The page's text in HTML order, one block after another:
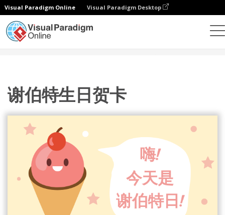
Visual Paradigm Online Visual Paradigm Desktop
谢伯特生日贺卡